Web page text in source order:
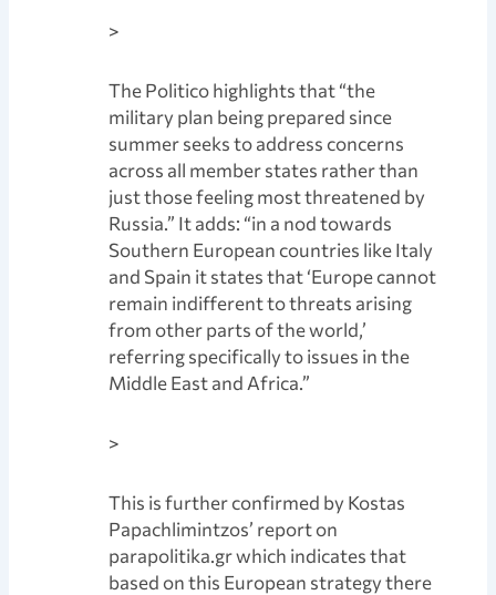
>
The Politico highlights that “the
military plan being prepared since
summer seeks to address concerns
across all member states rather than
just those feeling most threatened by
Russia.” It adds: “in a nod towards
Southern European countries like Italy
and Spain it states that ‘Europe cannot
remain indifferent to threats arising
from other parts of the world,’
referring specifically to issues in the
Middle East and Africa.”
>
This is further confirmed by Kostas
Papachlimintzos’ report on
parapolitika.gr which indicates that
based on this European strategy there